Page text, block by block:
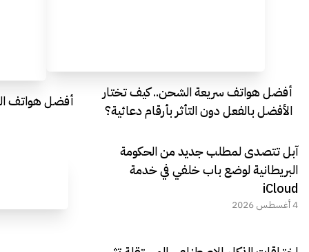
أفضل هواتف سريعة الشحن.. كيف تختار
الأفضل بالفعل دون التأثر بأرقام دعائية؟
أفضل هواتف
آبل تتصدى لمطلب جديد من الحكومة
البريطانية لوضع باب خلفي في خدمة
iCloud
4 أغسطس 2026